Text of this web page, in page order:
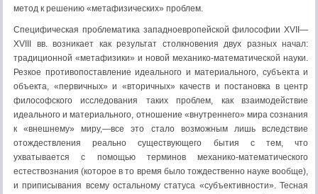
метод к решению «метафизи­ческих» проблем.
Специфическая проблематика западноевропейской фи­лософии XVII—
XVIII вв. возникает как результат столк­новения двух разных начал:
традиционной «метафизики» и новой механико-математической науки.
Резкое противо­поставление идеального и материального, субъекта и
объ­екта, «первичных» и «вторичных» качеств и постановка в центр
философского исследования таких проблем, как вза­имодействие
идеального и материального, отношение «внутреннего» мира сознания
к «внешнему» миру,—все это стало возможным лишь вследствие
отождествления реально существующего бытия с тем, что
ухватывается с по­мощью терминов механико-математического
естествозна­ния (которое в то время было тождественно науке вообще),
и приписывания всему остальному статуса «субъектив­ности». Тесная